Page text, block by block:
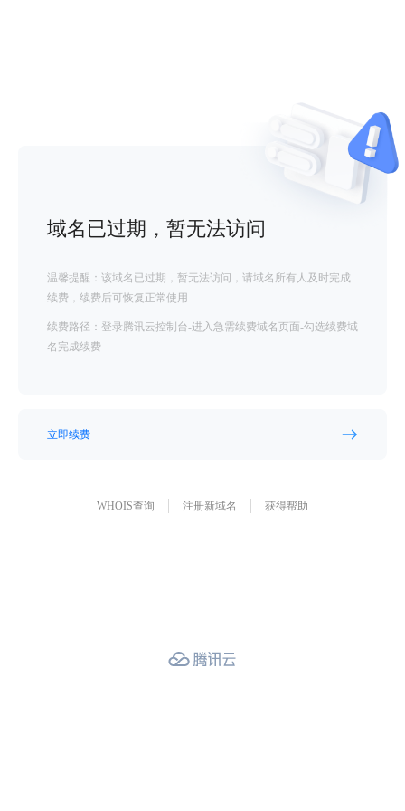
域名已过期，暂无法访问
温馨提醒：该域名已过期，暂无法访问，请域名所有人及时完成
续费，续费后可恢复正常使用
续费路径：登录腾讯云控制台-进入急需续费域名页面-勾选续费域
名完成续费
立即续费
WHOIS查询 注册新域名 获得帮助